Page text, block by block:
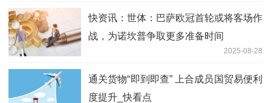
快资讯：世体：巴萨欧冠首轮或将客场作
战，为诺坎普争取更多准备时间
2025-08-28
通关货物“即到即查” 上合成员国贸易便利
度提升_快看点